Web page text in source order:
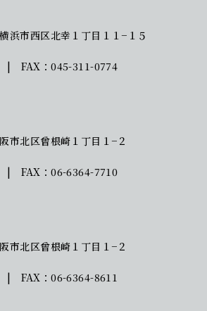
浜市西区北幸１丁目１１−１５
| FAX：045-311-0774
市北区曾根崎１丁目１−２
| FAX：06-6364-7710
市北区曾根崎１丁目１−２
| FAX：06-6364-8611